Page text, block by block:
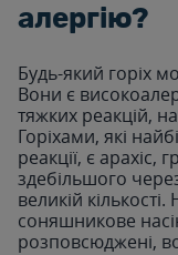
алергію?
Будь-який горіх
Вони є
тяжких реакцій,
Горіхами, які
реакції, є арахіс,
здебільшого
великій
соняшникове
розповсюджені,